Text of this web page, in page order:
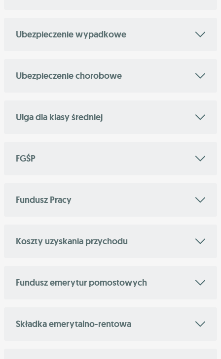
Ubezpieczenie wypadkowe
Ubezpieczenie chorobowe
Ulga dla klasy średniej
FGŚP
Fundusz Pracy
Koszty uzyskania przychodu
Fundusz emerytur pomostowych
Składka emerytalno-rentowa